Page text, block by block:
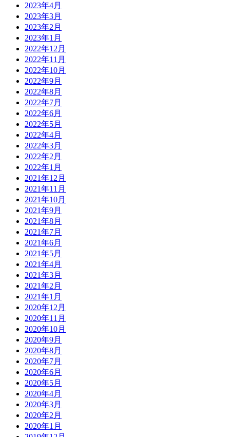
2023年4月
2023年3月
2023年2月
2023年1月
2022年12月
2022年11月
2022年10月
2022年9月
2022年8月
2022年7月
2022年6月
2022年5月
2022年4月
2022年3月
2022年2月
2022年1月
2021年12月
2021年11月
2021年10月
2021年9月
2021年8月
2021年7月
2021年6月
2021年5月
2021年4月
2021年3月
2021年2月
2021年1月
2020年12月
2020年11月
2020年10月
2020年9月
2020年8月
2020年7月
2020年6月
2020年5月
2020年4月
2020年3月
2020年2月
2020年1月